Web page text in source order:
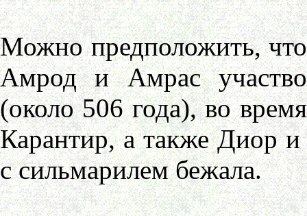
Можно предположить,
Амрод и Амрас
(около 506 года), во
Карантир, а также Диор
с сильмарилем бежала.